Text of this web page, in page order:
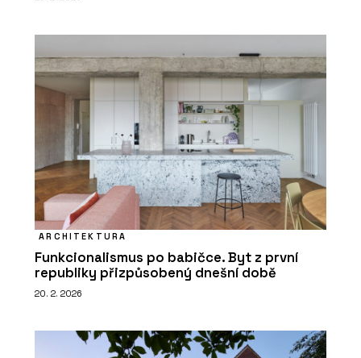
ARCHITEKTURA
Funkcionalismus po babičce. Byt z první
republiky přizpůsobený dnešní době
20. 2. 2026